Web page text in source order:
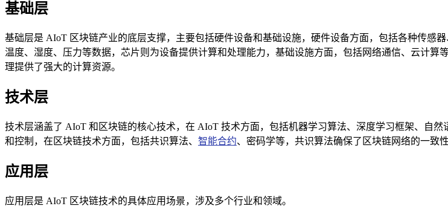
基础层
基础层是 AIoT 区块链产业的底层支撑，主要包括硬件设备和基础设施，硬件设备方面，包括各种传感
温度、湿度、压力等数据，芯片则为设备提供计算和处理能力，基础设施方面，包括网络通信、云计
理提供了强大的计算资源。
技术层
技术层涵盖了 AIoT 和区块链的核心技术，在 AIoT 技术方面，包括机器学习算法、深度学习框架、自
和控制，在区块链技术方面，包括共识算法、 智能合约、密码学等，共识算法确保了区块链网络的一致
应用层
应用层是 AIoT 区块链技术的具体应用场景，涉及多个行业和领域。